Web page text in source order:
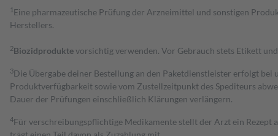
1 Eine pharmazeutische Prüfung der Arzneimittel und sonstigen
Herstellers.
2Biozidproduktevorsichtig verwenden. Vor Gebrauch stets Etikett
3Die Übergabe deiner Bestellung an den Paketdienstleister erfolgt
Produktverfügbarkeit sowie vom Zustellzeitpunkt des Spediteurs
Dauer der Prüfungen einschließlich Klärungen verlängern.
4Für verschreibungspflichtige Medikamente stellt der Arzt ein Rezept